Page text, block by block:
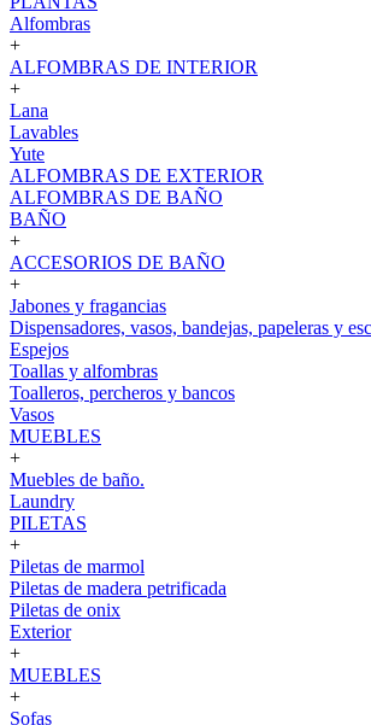
Alfombras
+
ALFOMBRAS DE INTERIOR
+
Lana
Lavables
Yute
ALFOMBRAS DE EXTERIOR
ALFOMBRAS DE BAÑO
BAÑO
+
ACCESORIOS DE BAÑO
+
Jabones y fragancias
Dispensadores, vasos, bandejas, papeleras y
Espejos
Toallas y alfombras
Toalleros, percheros y bancos
Vasos
MUEBLES
+
Muebles de baño.
Laundry
PILETAS
+
Piletas de marmol
Piletas de madera petrificada
Piletas de onix
Exterior
+
MUEBLES
+
Sofas